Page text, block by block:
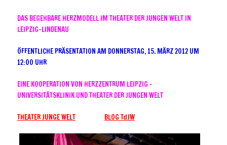
DAS BEGEHBARE HERZMODELL IM THEATER DER JUNGEN WELT IN
LEIPZIG-LINDENAU
ÖFFENTLICHE PRÄSENTATION AM DONNERSTAG, 15. MÄRZ 2012 UM
12:00 UHR
EINE KOOPERATION VON HERZZENTRUM LEIPZIG –
UNIVERSITÄTSKLINIK UND THEATER DER JUNGEN WELT
THEATER JUNGE WELT BLOG TdJW